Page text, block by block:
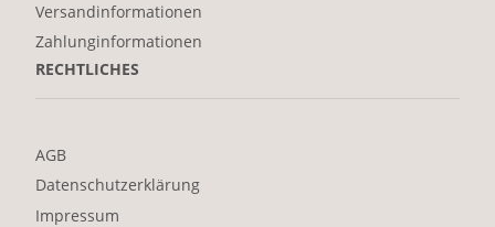
Versandinformationen
Zahlunginformationen
RECHTLICHES
AGB
Datenschutzerklärung
Impressum